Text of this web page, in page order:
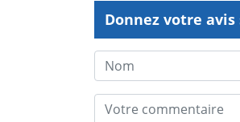
Donnez votre